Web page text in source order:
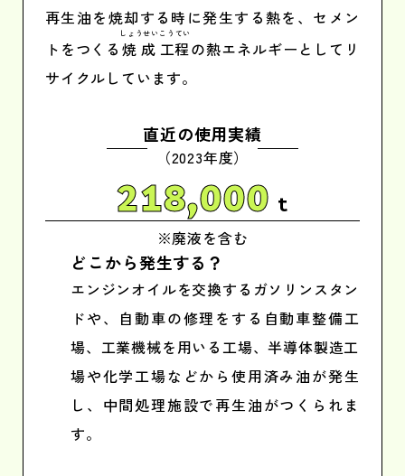
再生油を焼却する時に発生する熱を、セメン
トをつくる 焼成
しょうせい
工程
こうてい
の熱エネルギーとしてリ
サイクルしています。
直近の使用実績
（2023年度）
218,000 t
※廃液を含む
どこから発生する？
エンジンオイルを交換するガソリンスタン
ドや、自動車の修理をする自動車整備工
場、工業機械を用いる工場、半導体製造工
場や化学工場などから使用済み油が発生
し、中間処理施設で再生油がつくられま
す。